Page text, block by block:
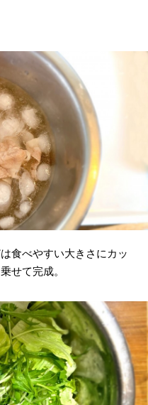
食べやすい大きさにカッ
せて完成。